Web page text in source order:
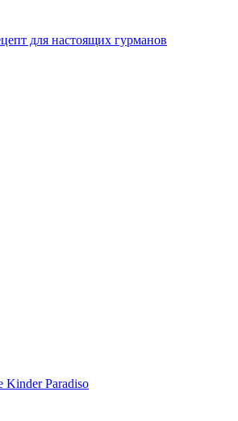
для настоящих гурманов
Paradiso